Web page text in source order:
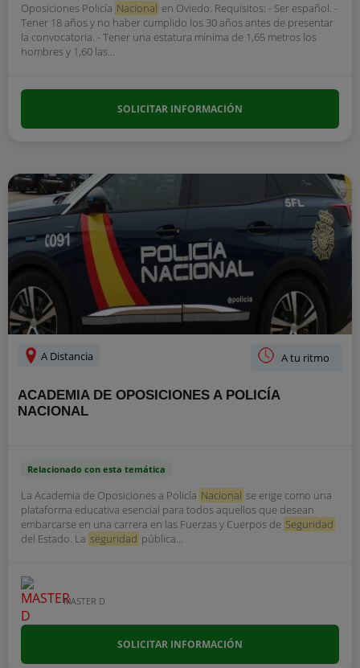
Oposiciones Policía Nacional en Oviedo. Requisitos: - Ser español. -
Tener 18 años y no haber cumplido los 30 años antes de presentar
la convocatoria. - Tener una estatura mínima de 1,65 metros los
hombres y 1,60 las...
SOLICITAR INFORMACIÓN
A Distancia A tu ritmo
ACADEMIA DE OPOSICIONES A POLICÍA
NACIONAL
Relacionado con esta temática
La Academia de Oposiciones a Policía Nacional se erige como una
plataforma educativa esencial para todos aquellos que desean
embarcarse en una carrera en las Fuerzas y Cuerpos de Seguridad
del Estado. La seguridad pública...
MASTER D
SOLICITAR INFORMACIÓN